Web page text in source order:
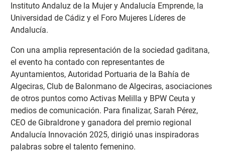
Instituto Andaluz de la Mujer y Andalucía Emprende, la
Universidad de Cádiz y el Foro Mujeres Líderes de
Andalucía.
Con una amplia representación de la sociedad gaditana,
el evento ha contado con representantes de
Ayuntamientos, Autoridad Portuaria de la Bahía de
Algeciras, Club de Balonmano de Algeciras, asociaciones
de otros puntos como Activas Melilla y BPW Ceuta y
medios de comunicación. Para finalizar, Sarah Pérez,
CEO de Gibraldrone y ganadora del premio regional
Andalucía Innovación 2025, dirigió unas inspiradoras
palabras sobre el talento femenino.